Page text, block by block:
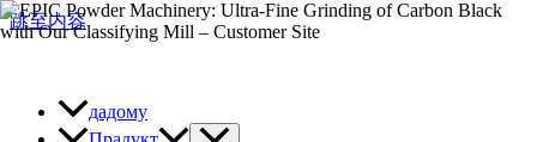
跳至内容
дадому